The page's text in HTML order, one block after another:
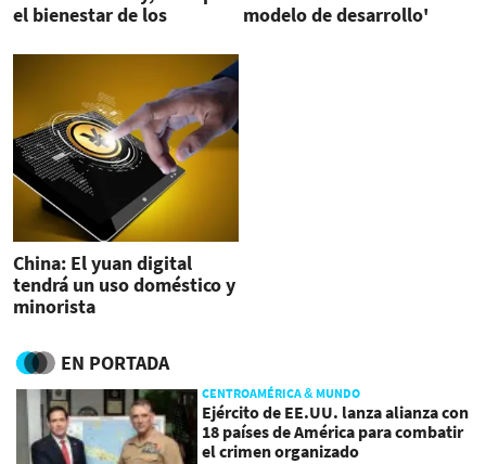
el bienestar de los
modelo de desarrollo'
China: El yuan digital
tendrá un uso doméstico y
minorista
EN PORTADA
CENTROAMÉRICA & MUNDO
Ejército de EE.UU. lanza alianza con
18 países de América para combatir
el crimen organizado